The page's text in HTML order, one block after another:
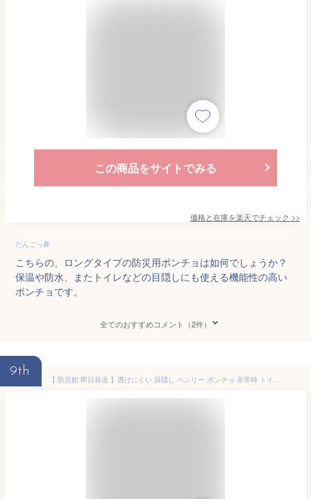
この商品をサイトでみる
価格と在庫を楽天でチェック >>
だんごっ鼻
こちらの、ロングタイプの防災用ポンチョは如何でしょうか？
保温や防水、またトイレなどの目隠しにも使える機能性の高い
ポンチョです。
全てのおすすめコメント（2件）
9th
【 防災館 即日発送 】透けにくい 目隠し ベンリー ポンチョ 非常時 トイレ 雨対策 レジャー スポーツ観戦 寒さ対策 災害時 アウトドア レインコート カッパ 雨具